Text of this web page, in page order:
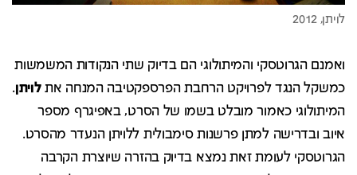
ואמנם הגרוטסקי והמיתולוגי הם בדיוק שתי הנקודות המשמשות
כמשקל הנגד לפרויקט הרחבת הפרספקטיבה המנחה אתלויתן.
המיתולוגי כאמור מובלט בשמו של הסרט, באפיגרף מספר
איוב ובדרישה למתן פרשנות סימבולית ללויתן הנעדר מהסרט.
הגרוטסקי לעומת זאת נמצא בדיוק בהזרה שיוצרת הקרבה